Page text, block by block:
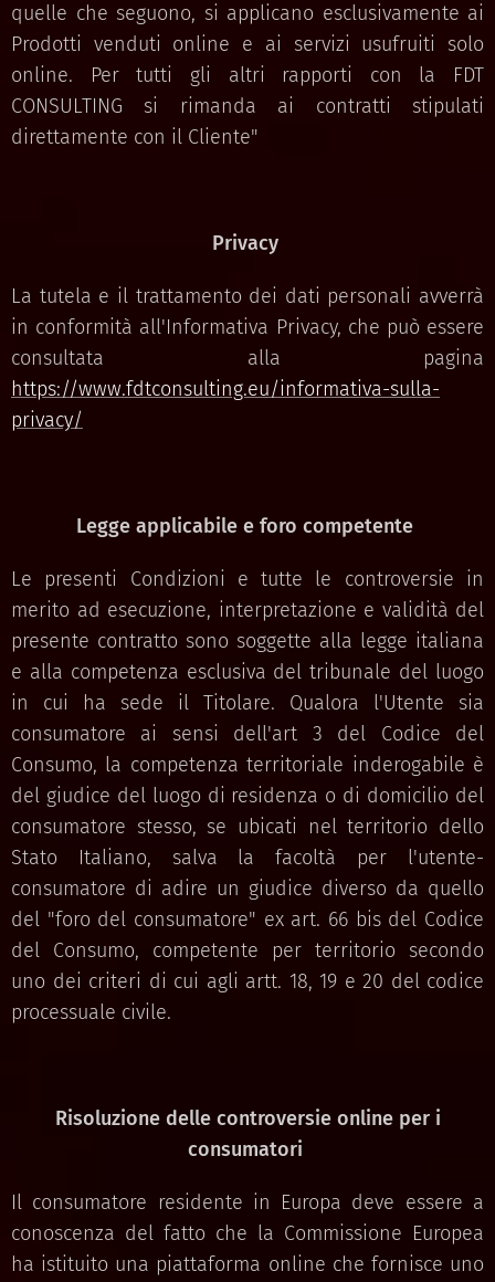
quelle che seguono, si applicano esclusivamente ai
Prodotti venduti online e ai servizi usufruiti solo
online. Per tutti gli altri rapporti con la FDT
CONSULTING si rimanda ai contratti stipulati
direttamente con il Cliente"
Privacy
La tutela e il trattamento dei dati personali avverrà
in conformità all'Informativa Privacy, che può essere
consultata alla pagina
https://www.fdtconsulting.eu/informativa-sulla-
privacy/
Legge applicabile e foro competente
Le presenti Condizioni e tutte le controversie in
merito ad esecuzione, interpretazione e validità del
presente contratto sono soggette alla legge italiana
e alla competenza esclusiva del tribunale del luogo
in cui ha sede il Titolare. Qualora l'Utente sia
consumatore ai sensi dell'art 3 del Codice del
Consumo, la competenza territoriale inderogabile è
del giudice del luogo di residenza o di domicilio del
consumatore stesso, se ubicati nel territorio dello
Stato Italiano, salva la facoltà per l'utente-
consumatore di adire un giudice diverso da quello
del "foro del consumatore" ex art. 66 bis del Codice
del Consumo, competente per territorio secondo
uno dei criteri di cui agli artt. 18, 19 e 20 del codice
processuale civile.
Risoluzione delle controversie online per i
consumatori
Il consumatore residente in Europa deve essere a
conoscenza del fatto che la Commissione Europea
ha istituito una piattaforma online che fornisce uno